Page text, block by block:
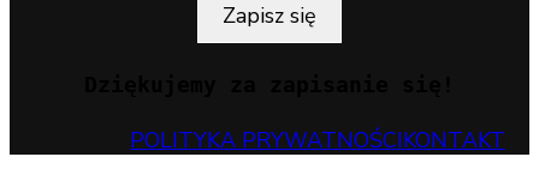
Zapisz się
POLITYKA PRYWATNOŚCIKONTAKT